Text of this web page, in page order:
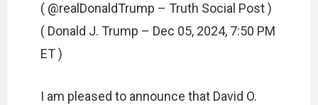
( @realDonaldTrump – Truth Social Post )
( Donald J. Trump – Dec 05, 2024, 7:50 PM
ET )
I am pleased to announce that David O.